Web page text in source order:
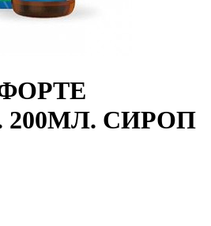
200МЛ. СИРОП